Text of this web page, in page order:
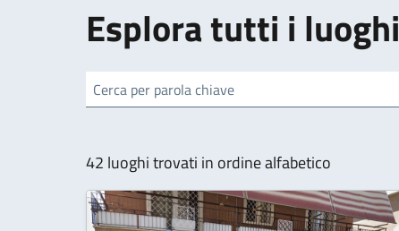
Esplora tutti i luoghi
cerca
42 luoghi trovati in ordine alfabetico